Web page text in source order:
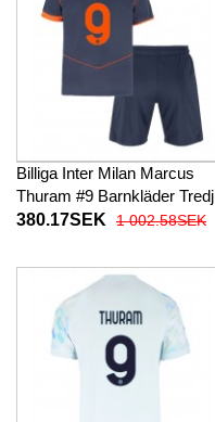
Billiga Inter Milan Marcus
Thuram #9 Barnkläder Tredje
fotbollskläder till baby 2025-
380.17SEK 1 002.58SEK